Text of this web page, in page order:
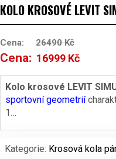
KOLO KROSOVÉ LEVIT
Cena: 26490Kč
Cena: Původní
cena
byla:
16999 Kč
cena
je:
Kolo krosové LEVIT
sportovní geometrií
1…
Kategorie: Krosová kola